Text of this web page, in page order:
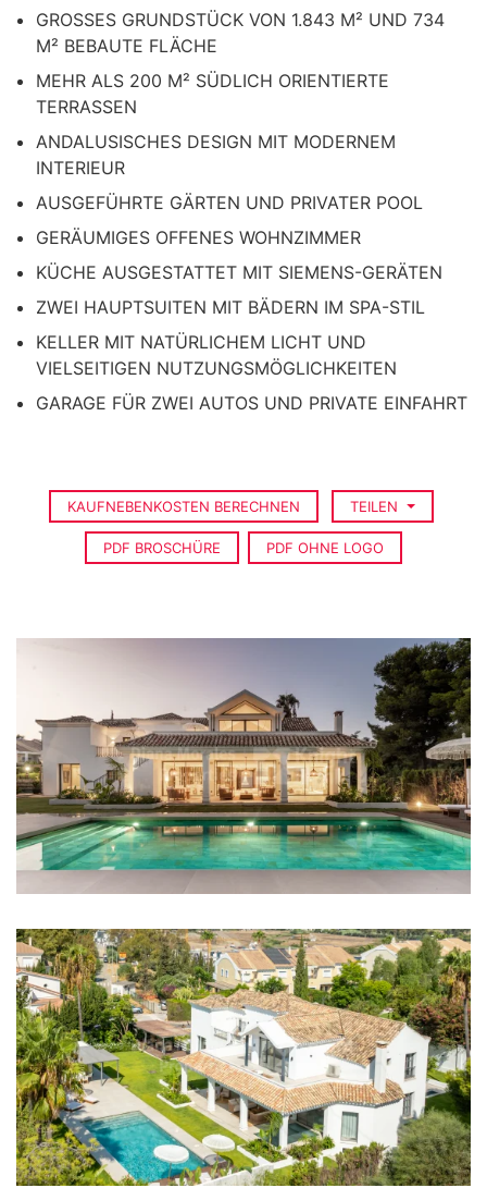
GROSSES GRUNDSTÜCK VON 1.843 M² UND 734
M² BEBAUTE FLÄCHE
MEHR ALS 200 M² SÜDLICH ORIENTIERTE
TERRASSEN
ANDALUSISCHES DESIGN MIT MODERNEM
INTERIEUR
AUSGEFÜHRTE GÄRTEN UND PRIVATER POOL
GERÄUMIGES OFFENES WOHNZIMMER
KÜCHE AUSGESTATTET MIT SIEMENS-GERÄTEN
ZWEI HAUPTSUITEN MIT BÄDERN IM SPA-STIL
KELLER MIT NATÜRLICHEM LICHT UND
VIELSEITIGEN NUTZUNGSMÖGLICHKEITEN
GARAGE FÜR ZWEI AUTOS UND PRIVATE EINFAHRT
KAUFNEBENKOSTEN BERECHNEN TEILEN
PDF BROSCHÜRE PDF OHNE LOGO